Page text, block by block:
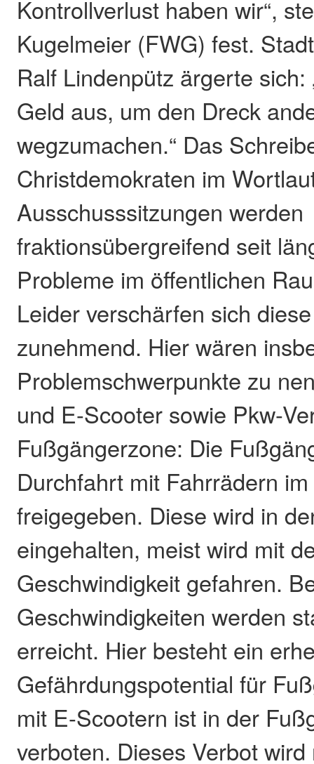
Kontrollverlust haben wir“,
Kugelmeier (FWG) fest.
Ralf Lindenpütz ärgerte sich:
Geld aus, um den Dreck
wegzumachen.“ Das
Christdemokraten im
Ausschusssitzungen werden
fraktionsübergreifend seit
Probleme im öffentlichen
Leider verschärfen sich
zunehmend. Hier wären
Problemschwerpunkte zu
und E-Scooter sowie Pkw-
Fußgängerzone: Die
Durchfahrt mit Fahrrädern
freigegeben. Diese wird in
eingehalten, meist wird mit
Geschwindigkeit gefahren.
Geschwindigkeiten werden
erreicht. Hier besteht ein
Gefährdungspotential für
mit E-Scootern ist in der
verboten. Dieses Verbot